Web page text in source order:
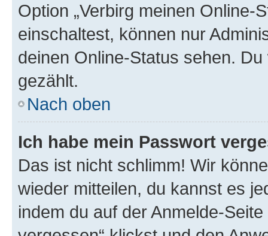
Option „Verbirg meinen Online-
einschaltest, können nur
deinen Online-Status sehen.
gezählt.
Nach oben
Ich habe mein Passwort
Das ist nicht schlimm! Wir
wieder mitteilen, du kannst es
indem du auf der Anmelde-